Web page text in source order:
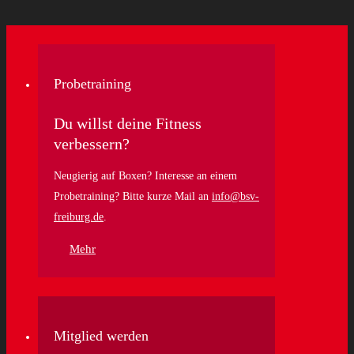
Probetraining
Du willst deine Fitness
verbessern?
Neugierig auf Boxen? Interesse an einem
Probetraining? Bitte kurze Mail an info@bsv-
freiburg.de
Mehr
Mitglied werden